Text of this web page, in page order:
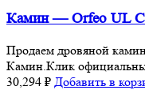
Камин — Orfeo UL
Продаем дровяной
Камин.Клик
30,294 ₽ Добавить в